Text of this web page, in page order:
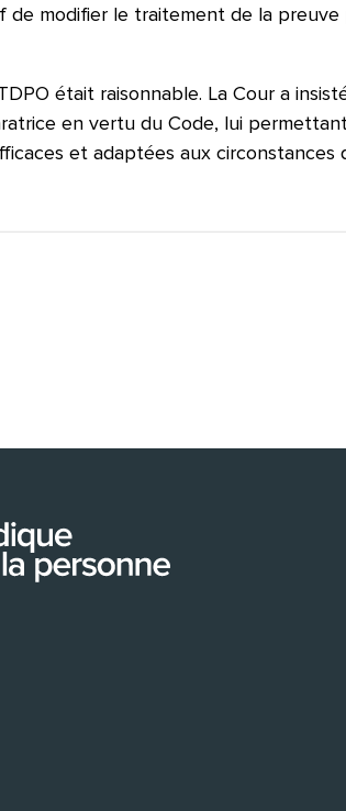
de modifier le traitement de la preuve
était raisonnable. La Cour a
en vertu du Code, lui
et adaptées aux circonstances